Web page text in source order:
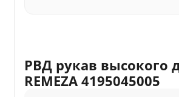
РВД рукав высокого
REMEZA 4195045005